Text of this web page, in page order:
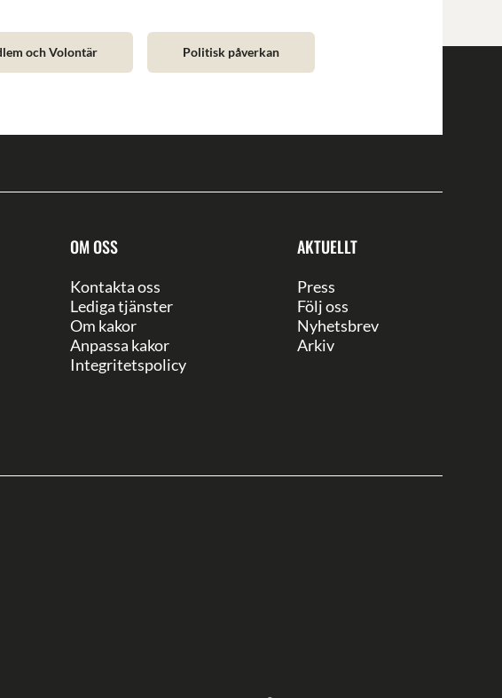
och Volontär Politisk påverkan
OM OSS
Kontakta oss
Lediga tjänster
Om kakor
Anpassa kakor
Integritetspolicy
AKTUELLT
Press
Följ oss
Nyhetsbrev
Arkiv